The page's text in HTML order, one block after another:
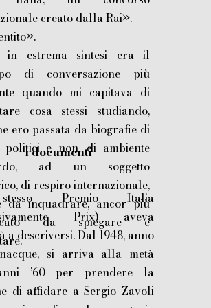
creato dalla Rai».
in estrema sintesi era il
di conversazione più
quando mi capitava di
cosa stessi studiando,
ero passata da biografie di
politici e non, di ambiente
ad un soggetto
di respiro internazionale,
da inquadrare, ancor più
da spiegare e
i documenti
Premio Italia
Prix) aveva
a descriversi. Dal 1948, anno
si arriva alla metà
’60 per prendere la
di affidare a Sergio Zavoli